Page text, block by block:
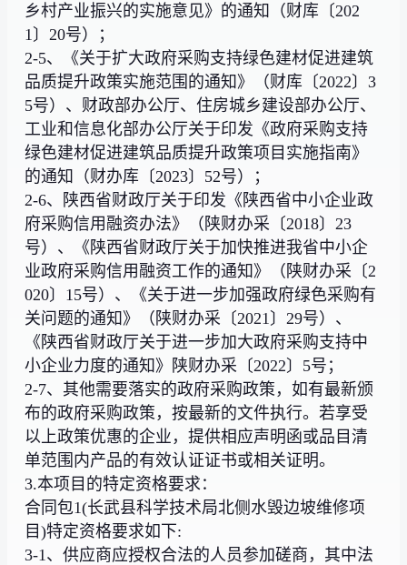
乡村产业振兴的实施意见》的通知（财库〔202
1〕20号）；
2-5、《关于扩大政府采购支持绿色建材促进建筑
品质提升政策实施范围的通知》（财库〔2022〕3
5号）、财政部办公厅、住房城乡建设部办公厅、
工业和信息化部办公厅关于印发《政府采购支持
绿色建材促进建筑品质提升政策项目实施指南》
的通知（财办库〔2023〕52号）；
2-6、陕西省财政厅关于印发《陕西省中小企业政
府采购信用融资办法》（陕财办采〔2018〕23
号）、《陕西省财政厅关于加快推进我省中小企
业政府采购信用融资工作的通知》（陕财办采〔2
020〕15号）、《关于进一步加强政府绿色采购有
关问题的通知》（陕财办采〔2021〕29号）、
《陕西省财政厅关于进一步加大政府采购支持中
小企业力度的通知》陕财办采〔2022〕5号；
2-7、其他需要落实的政府采购政策，如有最新颁
布的政府采购政策，按最新的文件执行。若享受
以上政策优惠的企业，提供相应声明函或品目清
单范围内产品的有效认证证书或相关证明。
3.本项目的特定资格要求：
合同包1(长武县科学技术局北侧水毁边坡维修项
目)特定资格要求如下:
3-1、供应商应授权合法的人员参加磋商，其中法